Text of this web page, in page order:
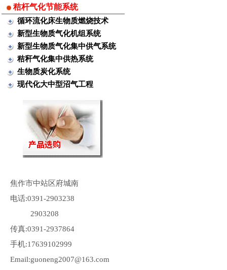
秸杆气化节能系统
循环流化床生物质燃烧技术
新型生物质气化机组系统
新型生物质气化集中供气系统
秸秆气化集中供热系统
生物质炭化系统
现代化大中型沼气工程
焦作市中站区府城南
电话:0391-2903238
2903208
传真:0391-2937864
手机:17639102999
Email:guoneng2007@163.com